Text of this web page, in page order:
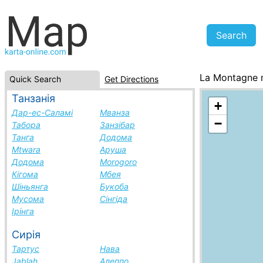
Quick Search Get Directions
Танзанія
Дар-ес-Саламі
Мванза
Табора
Занзібар
Танга
Додома
Mtwara
Аруша
Додома
Morogoro
Кігома
Мбея
Шіньянга
Букоба
Мусома
Сінгіда
Ірінга
Сирія
Тартус
Нава
Jablah
Алеппо
La Montagne
Reunion,
+
−